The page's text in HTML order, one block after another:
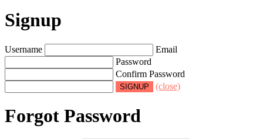
Signup
Username
Email
Password
Confirm Password
(close)
Forgot Password